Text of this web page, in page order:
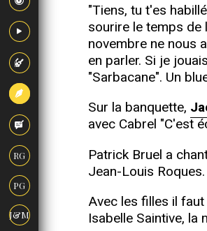
RG
PG
J&M
"Tiens, tu t'es
sourire le temps de
novembre ne nous
en parler. Si je
"Sarbacane". Un
Sur la banquette,
avec Cabrel "C'est
Patrick Bruel a
Jean-Louis
Avec les filles il
Isabelle Saintive,